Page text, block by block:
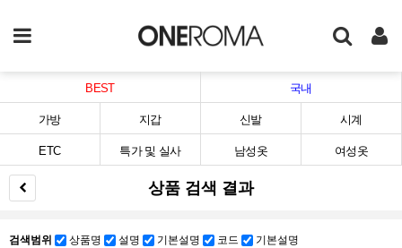
BEST 국내
가방 지갑 신발 시계
ETC 특가 및 실사 남성옷 여성옷
상품 검색 결과
검색범위 상품명 설명 기본설명 코드 기본설명